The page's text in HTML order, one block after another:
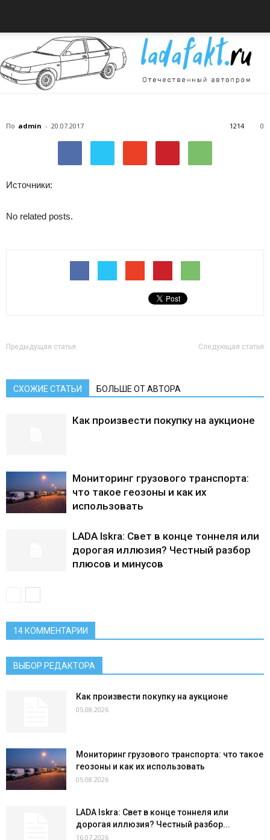
Лада
По admin - 20.07.2017 0
1214
Источники:
No related posts.
Предыдущая статья Следующая статья
СХОЖИЕ СТАТЬИ БОЛЬШЕ ОТ АВТОРА
Как произвести покупку на аукционе
Мониторинг грузового транспорта:
что такое геозоны и как их
использовать
LADA Iskra: Свет в конце тоннеля или
дорогая иллюзия? Честный разбор
плюсов и минусов
14 КОММЕНТАРИИ
ВЫБОР РЕДАКТОРА
Как произвести покупку на аукционе
05.08.2026
Мониторинг грузового транспорта: что такое
геозоны и как их использовать
05.08.2026
LADA Iskra: Свет в конце тоннеля или
дорогая иллюзия? Честный разбор...
16.07.2026